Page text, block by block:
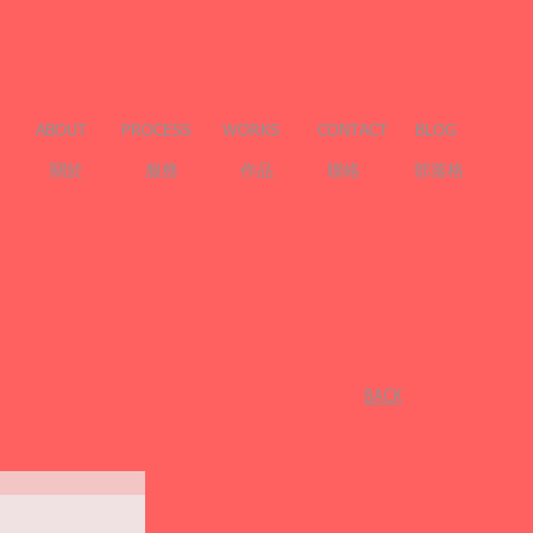
ABOUT
關於
PROCESS
服務
WORKS CONTACT
作品 聯絡 部落格
BLOG
​BACK